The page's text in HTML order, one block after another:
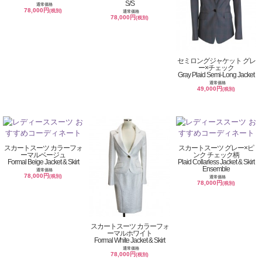
通常価格
78,000円(税別)
S/S
通常価格
78,000円(税別)
セミロングジャケット グレ
ー×チェック
Gray Plaid Semi-Long Jacket
通常価格
49,000円(税別)
スカートスーツ カラーフォ
ーマルベージュ
Formal Beige Jacket & Skirt
通常価格
78,000円(税別)
スカートスーツ カラーフォ
ーマルホワイト
Formal White Jacket & Skirt
通常価格
78,000円(税別)
スカートスーツ グレー×ピ
ンク チェック柄
Plaid Collarless Jacket & Skirt
Ensemble
通常価格
78,000円(税別)